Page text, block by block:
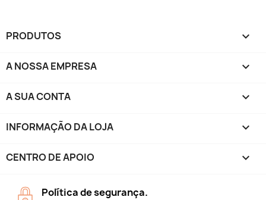
PRODUTOS 
A NOSSA EMPRESA 
A SUA CONTA 
INFORMAÇÃO DA LOJA keyboard_arrow_down
CENTRO DE APOIO 
Política de segurança.